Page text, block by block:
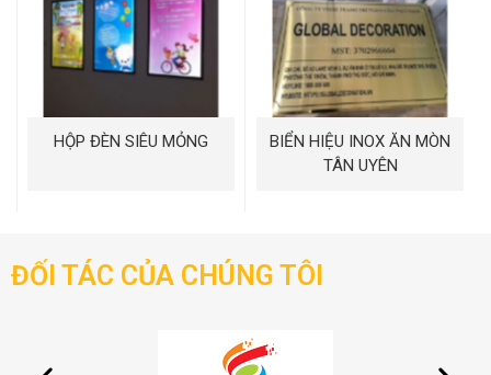
HỘP ĐÈN SIÊU MỎNG
BIỂN HIỆU INOX ĂN MÒN
TÂN UYÊN
ĐỐI TÁC CỦA CHÚNG TÔI